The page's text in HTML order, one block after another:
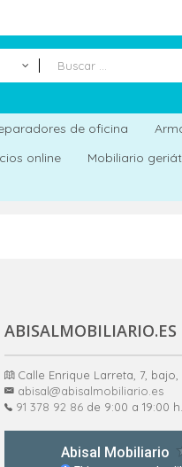
de oficina
online Mobiliario
ABISALMOBILIARIO.ES
Calle Enrique Larreta, 7, bajo,
abisal@abisalmobiliario.es
91 378 92 86 de 9:00 a 19:00 h.